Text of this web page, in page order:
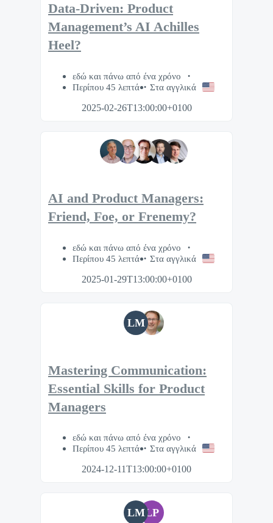
Data-Driven: Product
Management’s AI Achilles
Heel?
εδώ και πάνω από ένα χρόνο
Περίπου 45 λεπτά
Στα αγγλικά
2025-02-26T13:00:00+0100
AI and Product Managers:
Friend, Foe, or Frenemy?
εδώ και πάνω από ένα χρόνο
Περίπου 45 λεπτά
Στα αγγλικά
2025-01-29T13:00:00+0100
LM
Mastering Communication:
Essential Skills for Product
Managers
εδώ και πάνω από ένα χρόνο
Περίπου 45 λεπτά
Στα αγγλικά
2024-12-11T13:00:00+0100
LMLP